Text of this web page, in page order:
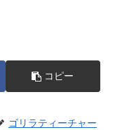
コピー
ゴリラティーチャー